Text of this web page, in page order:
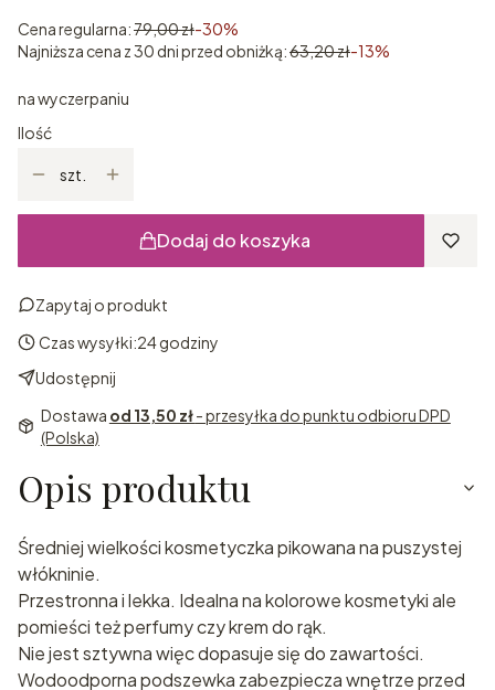
Cena regularna:79,00 zł-30%
Najniższa cena z 30 dni przed obniżką:63,20 zł-13%
na wyczerpaniu
Ilość
szt.
Dodaj do koszyka
Zapytaj o produkt
Czas wysyłki:24 godziny
Udostępnij
Dostawa od 13,50 zł- przesyłka do punktu odbioru DPD
(Polska)
Opis produktu
Średniej wielkości kosmetyczka pikowana na puszystej
włókninie.
Przestronna i lekka. Idealna na kolorowe kosmetyki ale
pomieści też perfumy czy krem do rąk.
Nie jest sztywna więc dopasuje się do zawartości.
Wodoodporna podszewka zabezpiecza wnętrze przed